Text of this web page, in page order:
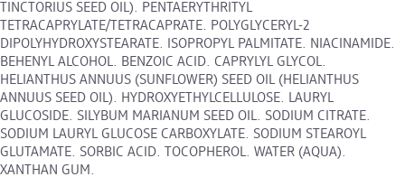
TINCTORIUS SEED OIL). PENTAERYTHRITYL
TETRACAPRYLATE/TETRACAPRATE. POLYGLYCERYL-2
DIPOLYHYDROXYSTEARATE. ISOPROPYL PALMITATE. NIACINAMIDE.
BEHENYL ALCOHOL. BENZOIC ACID. CAPRYLYL GLYCOL.
HELIANTHUS ANNUUS (SUNFLOWER) SEED OIL (HELIANTHUS
ANNUUS SEED OIL). HYDROXYETHYLCELLULOSE. LAURYL
GLUCOSIDE. SILYBUM MARIANUM SEED OIL. SODIUM CITRATE.
SODIUM LAURYL GLUCOSE CARBOXYLATE. SODIUM STEAROYL
GLUTAMATE. SORBIC ACID. TOCOPHEROL. WATER (AQUA).
XANTHAN GUM.